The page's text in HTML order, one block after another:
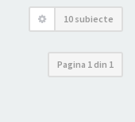
10 subiecte
Pagina 1 din 1